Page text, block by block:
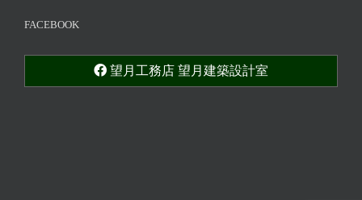
FACEBOOK
望月工務店 望月建築設計室